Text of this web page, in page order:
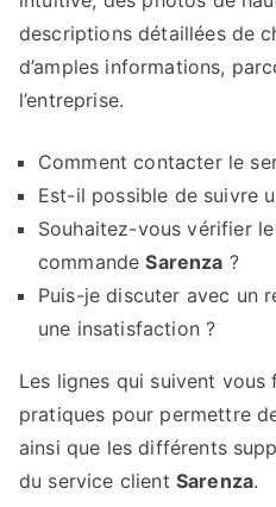
descriptions détaillées de
d’amples informations,
l’entreprise.
Comment contacter le
Est-il possible de suivre
Souhaitez-vous vérifier
commandeSarenza ?
Puis-je discuter avec un
une insatisfaction ?
Les lignes qui suivent
pratiques pour permettre
ainsi que les différents
du service client Sarenza.